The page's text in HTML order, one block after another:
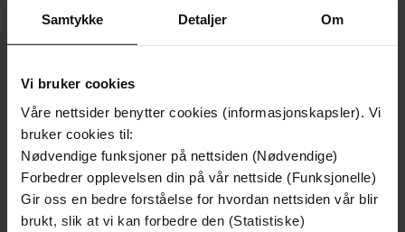
Samtykke Detaljer Om
Vi bruker cookies
Våre nettsider benytter cookies (informasjonskapsler). Vi
bruker cookies til:
Nødvendige funksjoner på nettsiden (Nødvendige)
Forbedrer opplevelsen din på vår nettside (Funksjonelle)
Gir oss en bedre forståelse for hvordan nettsiden vår blir
brukt, slik at vi kan forbedre den (Statistiske)
Undertittel
Surviving the Homelessness Crisis, by the
Daniel Lavelle
(innleser)
Forlag Wildfire
Utgitt 26.05.2022
7:11